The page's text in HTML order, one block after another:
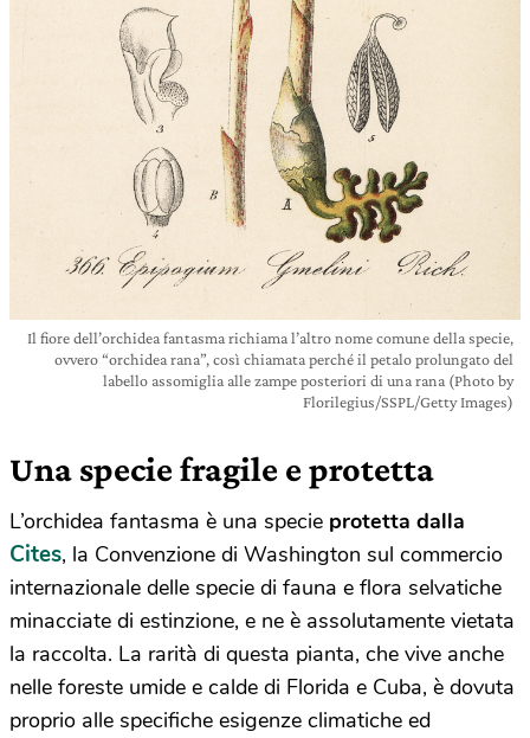
Il fiore dell’orchidea fantasma richiama l’altro nome comune della specie,
ovvero “orchidea rana”, così chiamata perché il petalo prolungato del
labello assomiglia alle zampe posteriori di una rana (Photo by
Florilegius/SSPL/Getty Images)
Una specie fragile e protetta
L’orchidea fantasma è una specie protetta dalla
Cites, la Convenzione di Washington sul commercio
internazionale delle specie di fauna e flora selvatiche
minacciate di estinzione, e ne è assolutamente vietata
la raccolta. La rarità di questa pianta, che vive anche
nelle foreste umide e calde di Florida e Cuba, è dovuta
proprio alle specifiche esigenze climatiche ed